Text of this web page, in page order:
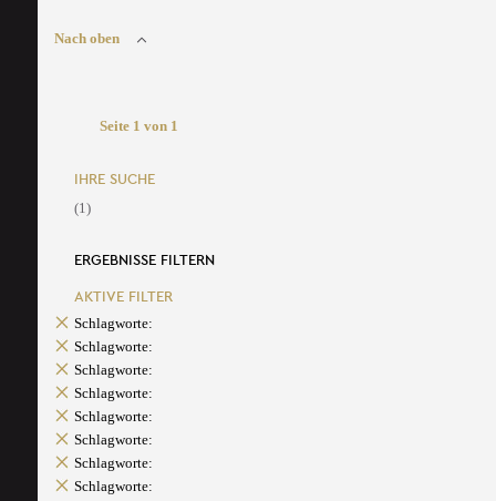
Nach oben
Seite 1 von 1
IHRE SUCHE
(1)
ERGEBNISSE FILTERN
AKTIVE FILTER
Schlagworte:
Schlagworte:
Schlagworte:
Schlagworte:
Schlagworte:
Schlagworte:
Schlagworte:
Schlagworte: